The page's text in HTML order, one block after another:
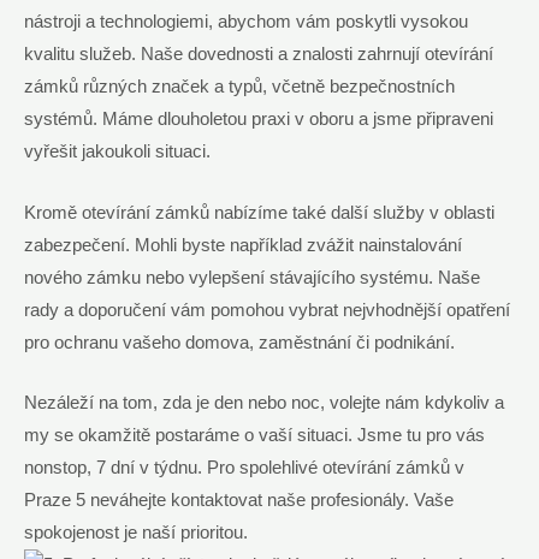
nástroji a technologiemi, abychom vám poskytli vysokou
kvalitu služeb. Naše dovednosti a znalosti zahrnují otevírání
zámků různých značek a typů, včetně bezpečnostních
systémů. Máme dlouholetou praxi v oboru a jsme připraveni
vyřešit jakoukoli situaci.
Kromě otevírání zámků nabízíme také další služby v oblasti
zabezpečení. Mohli byste například zvážit nainstalování
nového zámku nebo vylepšení stávajícího systému. Naše
rady a doporučení vám pomohou vybrat nejvhodnější opatření
pro ochranu vašeho domova, zaměstnání či podnikání.
Nezáleží na tom, zda je den nebo noc, volejte nám kdykoliv a
my se okamžitě postaráme o vaší situaci. Jsme tu pro vás
nonstop, 7 dní v týdnu. Pro spolehlivé otevírání zámků v
Praze 5 neváhejte kontaktovat naše profesionály. Vaše
spokojenost je naší prioritou.